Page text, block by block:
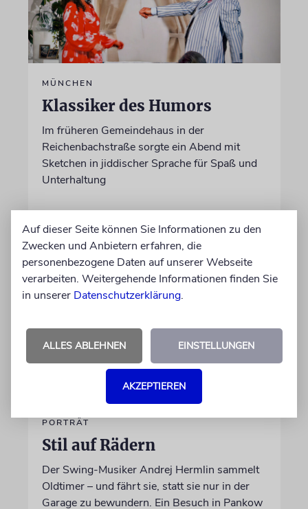
MÜNCHEN
Klassiker des Humors
Im früheren Gemeindehaus in der
Reichenbachstraße sorgte ein Abend mit
Sketchen in jiddischer Sprache für Spaß und
Unterhaltung
09.08.2026
PORTRÄT
Stil auf Rädern
Der Swing-Musiker Andrej Hermlin sammelt
Oldtimer – und fährt sie, statt sie nur in der
Garage zu bewundern. Ein Besuch in Pankow
Auf dieser Seite können Sie Informationen zu den
Zwecken und Anbietern erfahren, die
personenbezogene Daten auf unserer Webseite
verarbeiten. Weitergehende Informationen finden Sie
in unserer Datenschutzerklärung.
ALLES ABLEHNEN EINSTELLUNGEN
AKZEPTIEREN